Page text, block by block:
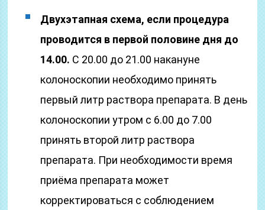
Двухэтапная схема, если процедура
проводится в первой половине дня до
14.00. С 20.00 до 21.00 накануне
колоноскопии необходимо принять
первый литр раствора препарата. В день
колоноскопии утром с 6.00 до 7.00
принять второй литр раствора
препарата. При необходимости время
приёма препарата может
корректироваться с соблюдением